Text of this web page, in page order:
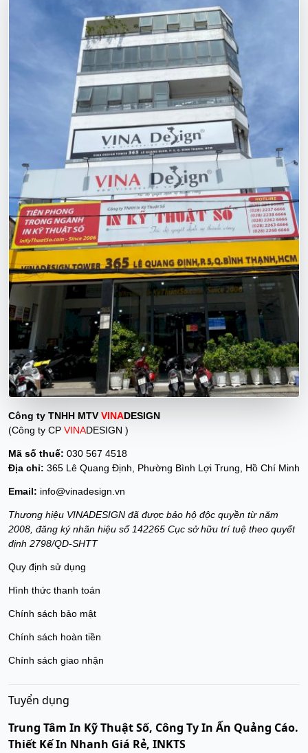
Công ty TNHH MTVVINADESIGN
(Công ty CP VINADESIGN )
Mã số thuế: 030 567 4518
Địa chỉ: 365 Lê Quang Định, Phường Bình Lợi Trung, Hồ Chí Minh
Email: info@vinadesign.vn
Thương hiệu VINADESIGN đã được bảo hộ độc quyền từ năm
2008, đăng ký nhãn hiệu số 142265 Cục sở hữu trí tuệ theo quyết
định 2798/QD-SHTT
Quy định sử dụng
Hình thức thanh toán
Chính sách bảo mật
Chính sách hoàn tiền
Chính sách giao nhận
Tuyển dụng
Trung Tâm In Kỹ Thuật Số, Công Ty In Ấn Quảng Cáo.
Thiết Kế In Nhanh Giá Rẻ, INKTS